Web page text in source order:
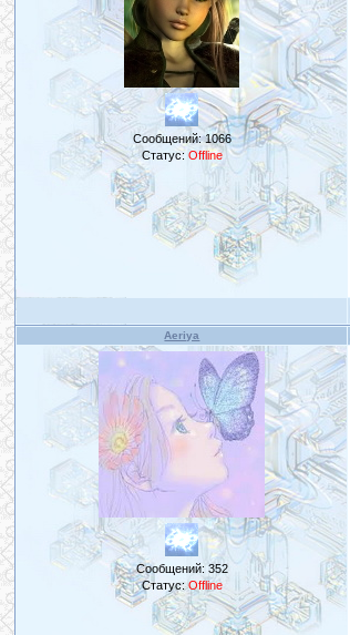
Сообщений:1066
Статус: Offline
Aeriya
Сообщений: 352
Статус:Offline